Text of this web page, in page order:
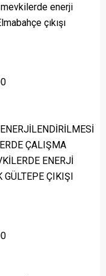
enerji
çıkışı
ÇALIŞMA
ENERJİ
GÜLTEPE ÇIKIŞI